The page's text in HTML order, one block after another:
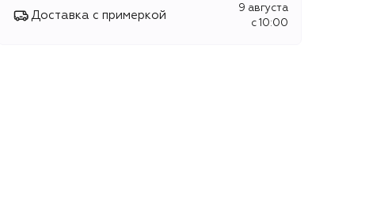
Доставка с примеркой
9 августа
c 10:00